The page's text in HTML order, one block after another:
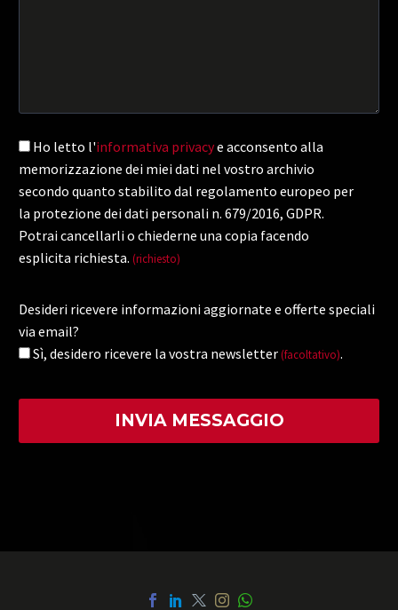
Ho letto l'informativa privacye acconsento alla
memorizzazione dei miei dati nel vostro archivio
secondo quanto stabilito dal regolamento europeo per
la protezione dei dati personali n. 679/2016, GDPR.
Potrai cancellarli o chiederne una copia facendo
esplicita richiesta. (richiesto)
Desideri ricevere informazioni aggiornate e offerte speciali
via email?
Sì, desidero ricevere la vostra newsletter (facoltativo).